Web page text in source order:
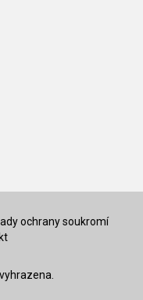
ochrany soukromí